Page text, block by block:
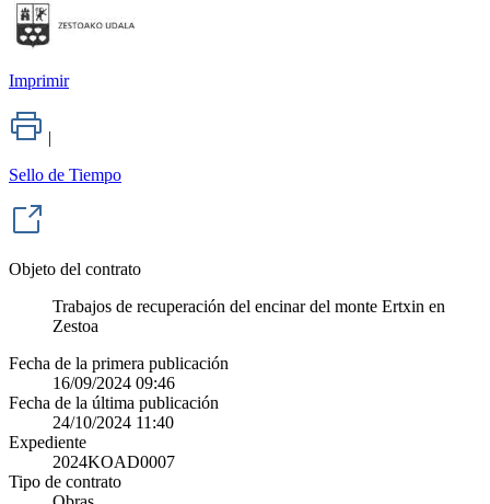
Imprimir
|
Sello de Tiempo
Objeto del contrato
Trabajos de recuperación del encinar del monte Ertxin en
Zestoa
Fecha de la primera publicación
16/09/2024 09:46
Fecha de la última publicación
24/10/2024 11:40
Expediente
2024KOAD0007
Tipo de contrato